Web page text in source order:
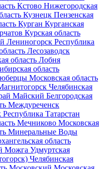
Кстово Нижегородская
Кузнецк Пензенская
Курган Курганская
Курская область
Лениногорск Республика
Лесозаводск
область Лобня
область
Московская область
Челябинская
Майский Белгородская
Междуреченск
Республика Татарстан
Мечниково Московская
Минеральные Воды
область
Можга Удмуртская
Челябинская